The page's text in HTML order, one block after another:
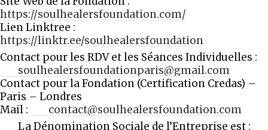
https://soulhealersfoundation.com/
Lien Linktree :
https://linktr.ee/soulhealersfoundation
Contact pour les RDV et les Séances Individuelles :
soulhealersfoundationparis@gmail.com
Contact pour la Fondation (Certification Credas) –
Paris – Londres
Mail :
contact@soulhealersfoundation.com
La Dénomination Sociale de l’Entreprise est :